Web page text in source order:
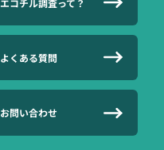
よくある質問
お問い合わせ